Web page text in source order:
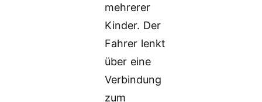
mehrerer
Kinder. Der
Fahrer lenkt
über eine
Verbindung
zum